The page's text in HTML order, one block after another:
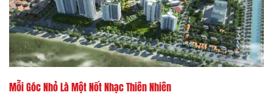
Mỗi Góc Nhỏ Là Một Nốt Nhạc Thiên Nhiên